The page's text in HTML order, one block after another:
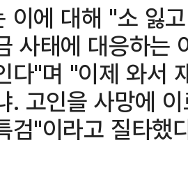
이에 대해 "소 잃
사태에 대응하는
다"며 "이제 와서
. 고인을 사망에
검"이라고 질타했